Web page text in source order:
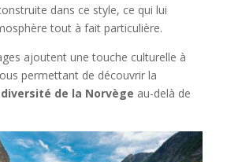
dans ce style, ce qui lui
tout à fait particulière.
ajoutent une touche culturelle à
permettant de découvrir la
de la Norvège au-delà de